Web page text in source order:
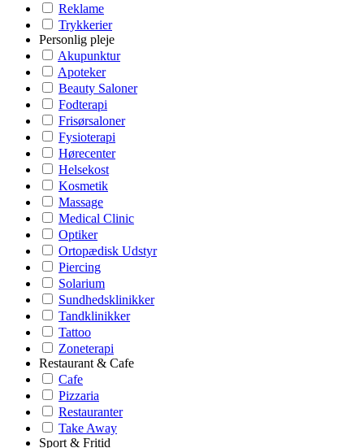
Reklame
Trykkerier
Personlig pleje
Akupunktur
Apoteker
Beauty Saloner
Fodterapi
Frisørsaloner
Fysioterapi
Hørecenter
Helsekost
Kosmetik
Massage
Medical Clinic
Optiker
Ortopædisk Udstyr
Piercing
Solarium
Sundhedsklinikker
Tandklinikker
Tattoo
Zoneterapi
Restaurant & Cafe
Cafe
Pizzaria
Restauranter
Take Away
Sport & Fritid